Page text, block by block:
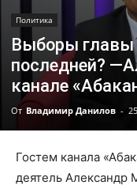
Политика
Выборы главы
последней?
канале
От Владимир Данилов -
Гостем канала
деятель Александр